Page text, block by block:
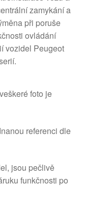
zamykání a
při poruše
ovládání
vozidel Peugeot
foto je
referenci dle
jsou pečlivě
funkčnosti po